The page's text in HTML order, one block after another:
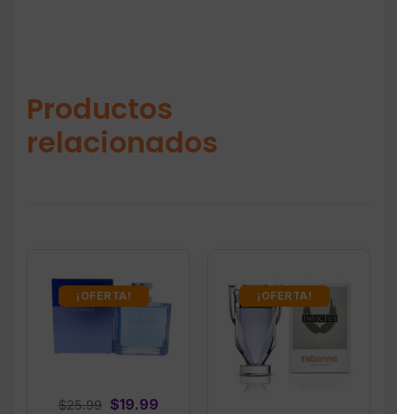
Productos
relacionados
¡OFERTA!
$25.99
Original
$19.99Current
¡OFERTA!